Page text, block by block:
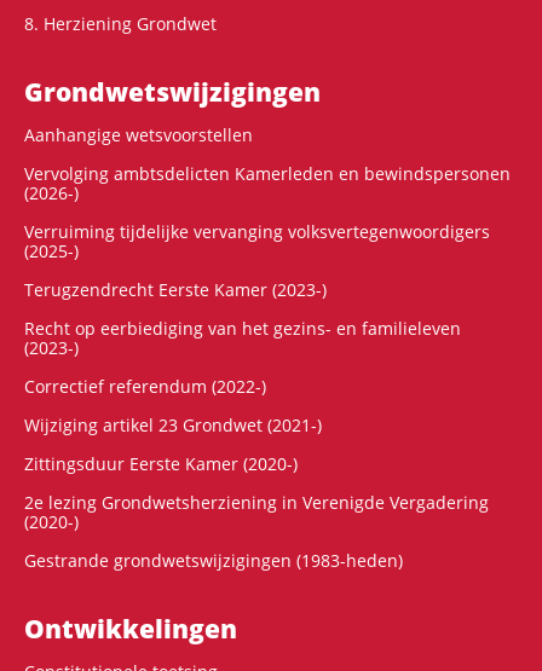
8. Herziening Grondwet
Grondwets­wijzigingen
Aanhangige wetsvoorstellen
Vervolging ambtsdelicten Kamerleden en bewindspersonen
(2026-)
Verruiming tijdelijke vervanging volksvertegenwoordigers
(2025-)
Terugzendrecht Eerste Kamer (2023-)
Recht op eerbiediging van het gezins- en familieleven
(2023-)
Correctief referendum (2022-)
Wijziging artikel 23 Grondwet (2021-)
Zittingsduur Eerste Kamer (2020-)
2e lezing Grondwetsherziening in Verenigde Vergadering
(2020-)
Gestrande grondwetswijzigingen (1983-heden)
Ontwikke­lingen